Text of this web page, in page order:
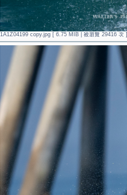
1A1Z04199 copy.jpg [ 6.75 MIB | 被瀏覽 29416 次 ]